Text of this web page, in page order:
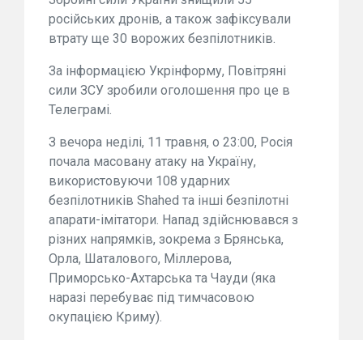
російських дронів, а також зафіксували
втрату ще 30 ворожих безпілотників.
За інформацією Укрінформу, Повітряні
сили ЗСУ зробили оголошення про це в
Телеграмі.
З вечора неділі, 11 травня, о 23:00, Росія
почала масовану атаку на Україну,
використовуючи 108 ударних
безпілотників Shahed та інші безпілотні
апарати-імітатори. Напад здійснювався з
різних напрямків, зокрема з Брянська,
Орла, Шаталового, Міллерова,
Приморсько-Ахтарська та Чауди (яка
наразі перебуває під тимчасовою
окупацією Криму).